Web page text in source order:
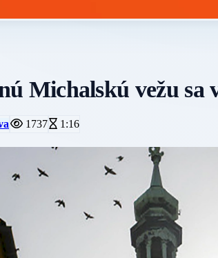
Michalskú vežu sa
1737 1:16